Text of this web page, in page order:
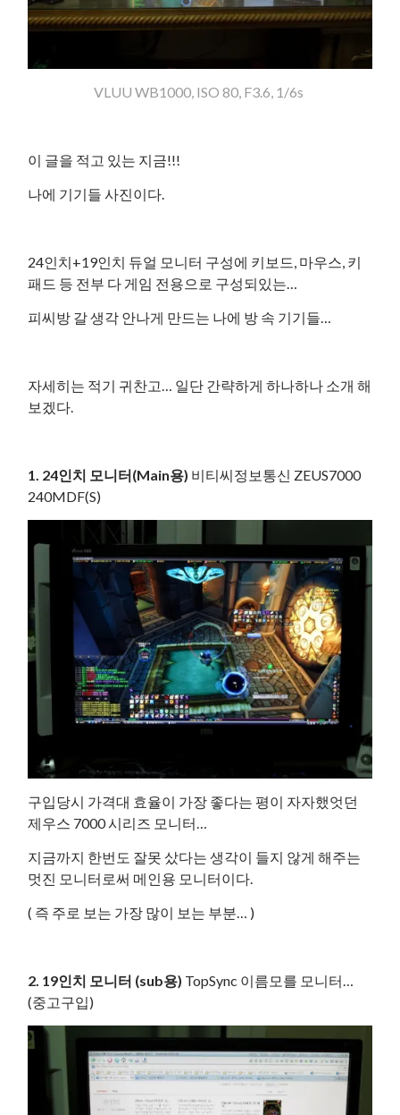
VLUU WB1000, ISO 80, F3.6, 1/6s
이 글을 적고 있는 지금!!!
나에 기기들 사진이다.
24인치+19인치 듀얼 모니터 구성에 키보드, 마우스, 키
패드 등 전부 다 게임 전용으로 구성되있는…
피씨방 갈 생각 안나게 만드는 나에 방 속 기기들…
자세히는 적기 귀찬고… 일단 간략하게 하나하나 소개 해
보겠다.
1. 24인치 모니터(Main용) 비티씨정보통신 ZEUS7000
240MDF(S)
구입당시 가격대 효율이 가장 좋다는 평이 자자했엇던
제우스 7000 시리즈 모니터…
지금까지 한번도 잘못 샀다는 생각이 들지 않게 해주는
멋진 모니터로써 메인용 모니터이다.
( 즉 주로 보는 가장 많이 보는 부분… )
2. 19인치 모니터 (sub용) TopSync 이름모를 모니터…
(중고구입)